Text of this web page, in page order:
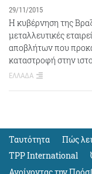
29/11/2015
Η κυβέρνηση της
μεταλλευτικές
αποβλήτων που
καταστροφή στην
ΕΛΛΑΔΑ
Ταυτότητα Πώς
TPP International